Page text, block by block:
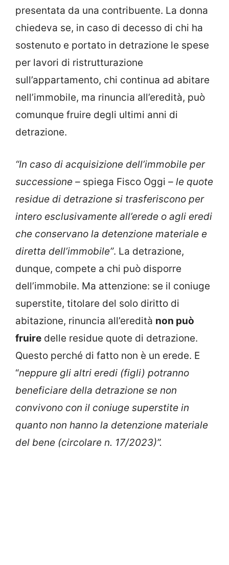
presentata da una contribuente. La donna
chiedeva se, in caso di decesso di chi ha
sostenuto e portato in detrazione le spese
per lavori di ristrutturazione
sull’appartamento, chi continua ad abitare
nell’immobile, ma rinuncia all’eredità, può
comunque fruire degli ultimi anni di
detrazione.
“In caso di acquisizione dell’immobile per
successione – spiega Fisco Oggi – le quote
residue di detrazione si trasferiscono per
intero esclusivamente all’erede o agli eredi
che conservano la detenzione materiale e
diretta dell’immobile”. La detrazione,
dunque, compete a chi può disporre
dell’immobile. Ma attenzione: se il coniuge
superstite, titolare del solo diritto di
abitazione, rinuncia all’eredità non può
fruire delle residue quote di detrazione.
Questo perché di fatto non è un erede. E
“neppure gli altri eredi (figli) potranno
beneficiare della detrazione se non
convivono con il coniuge superstite in
quanto non hanno la detenzione materiale
del bene (circolare n. 17/2023)”.